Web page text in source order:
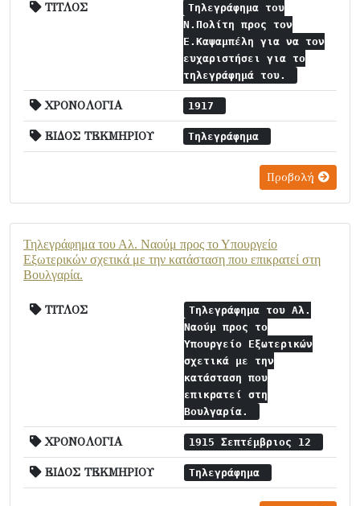
ΤΙΤΛΟΣ
Τηλεγράφημα του
Ν.Πολίτη προς τον
Ε.Καψαμπέλη για να τον
ευχαριστήσει για το
τηλεγράφημά του.
ΧΡΟΝΟΛΟΓΙΑ 1917
ΕΙΔΟΣ ΤΕΚΜΗΡΙΟΥ Τηλεγράφημα
Προβολή
Τηλεγράφημα του Αλ. Ναούμ προς το Υπουργείο
Εξωτερικών σχετικά με την κατάσταση που επικρατεί στη
Βουλγαρία.
ΤΙΤΛΟΣ
Τηλεγράφημα του Αλ.
Ναούμ προς το
Υπουργείο Εξωτερικών
σχετικά με την
κατάσταση που
επικρατεί στη
Βουλγαρία.
ΧΡΟΝΟΛΟΓΙΑ 1915 Σεπτέμβριος 12
ΕΙΔΟΣ ΤΕΚΜΗΡΙΟΥ Τηλεγράφημα